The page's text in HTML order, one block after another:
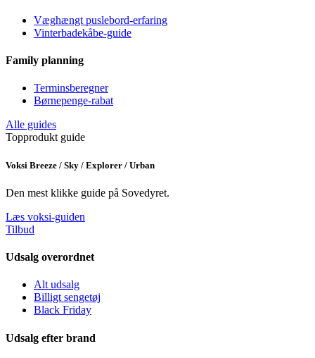
Væghængt puslebord-erfaring
Vinterbadekåbe-guide
Family planning
Terminsberegner
Børnepenge-rabat
Alle guides
Topprodukt guide
Voksi Breeze / Sky / Explorer / Urban
Den mest klikke guide på Sovedyret.
Læs voksi-guiden
Tilbud
Udsalg overordnet
Alt udsalg
Billigt sengetøj
Black Friday
Udsalg efter brand